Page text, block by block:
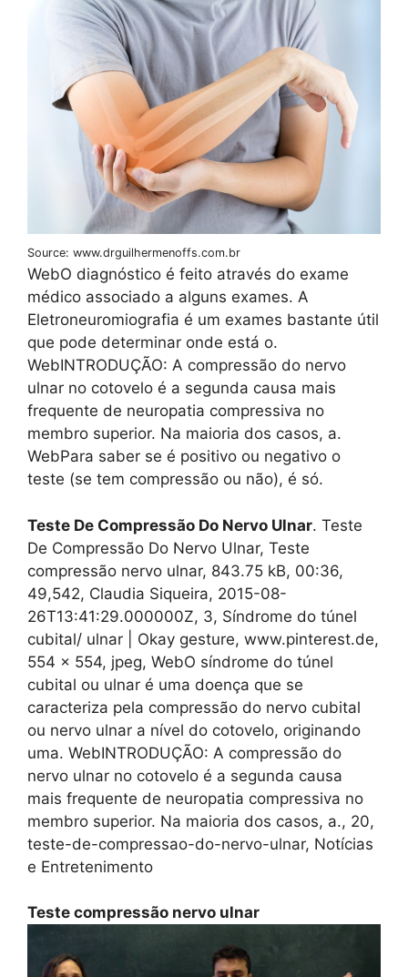
Source: www.drguilhermenoffs.com.br
WebO diagnóstico é feito através do exame
médico associado a alguns exames. A
Eletroneuromiografia é um exames bastante útil
que pode determinar onde está o.
WebINTRODUÇÃO: A compressão do nervo
ulnar no cotovelo é a segunda causa mais
frequente de neuropatia compressiva no
membro superior. Na maioria dos casos, a.
WebPara saber se é positivo ou negativo o
teste (se tem compressão ou não), é só.
Teste De Compressão Do Nervo Ulnar. Teste
De Compressão Do Nervo Ulnar, Teste
compressão nervo ulnar, 843.75 kB, 00:36,
49,542, Claudia Siqueira, 2015-08-
26T13:41:29.000000Z, 3, Síndrome do túnel
cubital/ ulnar | Okay gesture, www.pinterest.de,
554 x 554, jpeg, WebO síndrome do túnel
cubital ou ulnar é uma doença que se
caracteriza pela compressão do nervo cubital
ou nervo ulnar a nível do cotovelo, originando
uma. WebINTRODUÇÃO: A compressão do
nervo ulnar no cotovelo é a segunda causa
mais frequente de neuropatia compressiva no
membro superior. Na maioria dos casos, a., 20,
teste-de-compressao-do-nervo-ulnar, Notícias
e Entretenimento
Teste compressão nervo ulnar